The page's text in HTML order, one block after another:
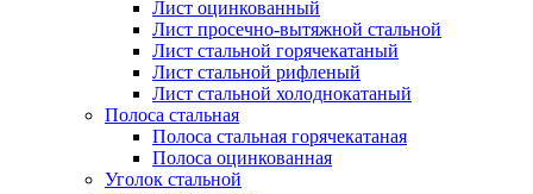
Лист оцинкованный
Лист просечно-вытяжной стальной
Лист стальной горячекатаный
Лист стальной рифленый
Лист стальной холоднокатаный
Полоса стальная
Полоса стальная горячекатаная
Полоса оцинкованная
Уголок стальной